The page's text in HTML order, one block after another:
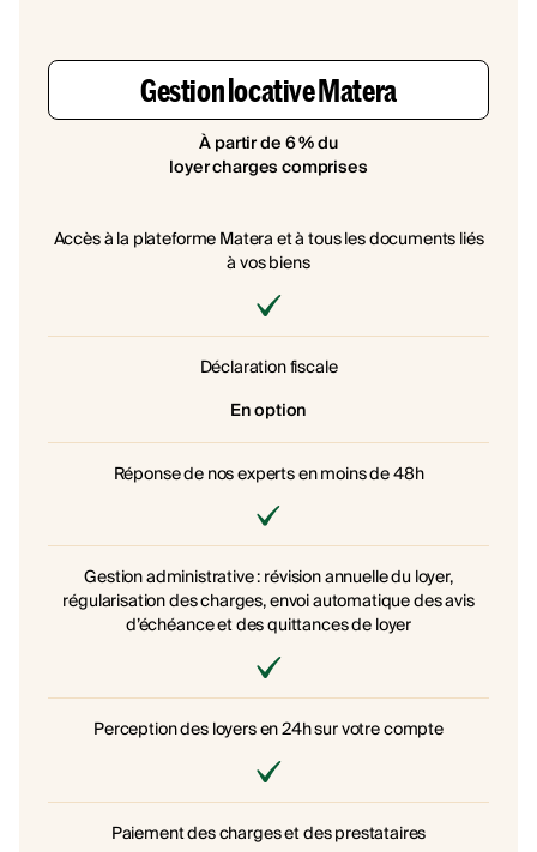
Gestion locative Matera
À partir de 6 % du
loyer charges comprises
Accès à la plateforme Matera et à tous les documents liés
à vos biens
Déclaration fiscale
En option
Réponse de nos experts en moins de 48h
Gestion administrative : révision annuelle du loyer,
régularisation des charges, envoi automatique des avis
d’échéance et des quittances de loyer
Perception des loyers en 24h sur votre compte
Paiement des charges et des prestataires